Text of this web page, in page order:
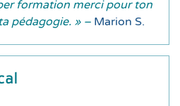
formation merci pour ton
pédagogie. » – Marion S.